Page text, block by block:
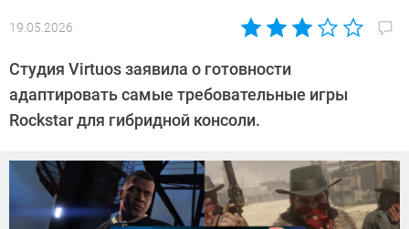
19.05.2026
Автор:
Довлатова
Студия Virtuos заявила о готовности
адаптировать самые требовательные игры
Rockstar для гибридной консоли.